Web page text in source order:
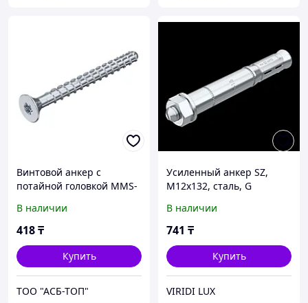
Винтовой анкер с
потайной головкой MMS-
В наличии
418₸
Купить
ТОО "АСБ-ТОП"
Усиленный анкер SZ,
M12x132, сталь, G
В наличии
741 ₸
Купить
VIRIDI LUX